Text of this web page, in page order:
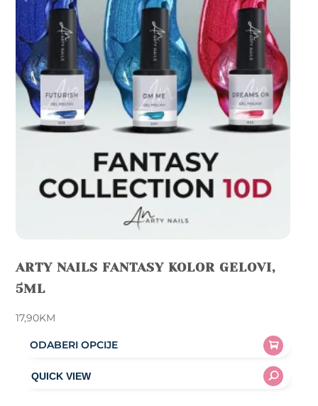
ARTY NAILS FANTASY KOLOR GELOVI,
5ML
17,90KM
ODABERI OPCIJE
product